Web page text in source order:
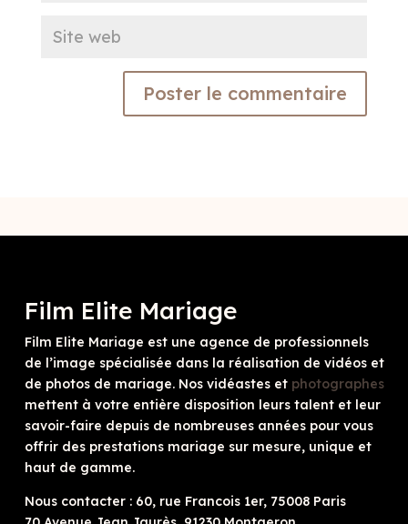
Film Elite Mariage
Film Elite Mariage est une agence de professionnels
de l’image spécialisée dans la réalisation de vidéos et
de photos de mariage. Nos vidéastes et photographes
mettent à votre entière disposition leurs talent et leur
savoir-faire depuis de nombreuses années pour vous
offrir des prestations mariage sur mesure, unique et
haut de gamme.
Nous contacter : 60, rue Francois 1er, 75008 Paris